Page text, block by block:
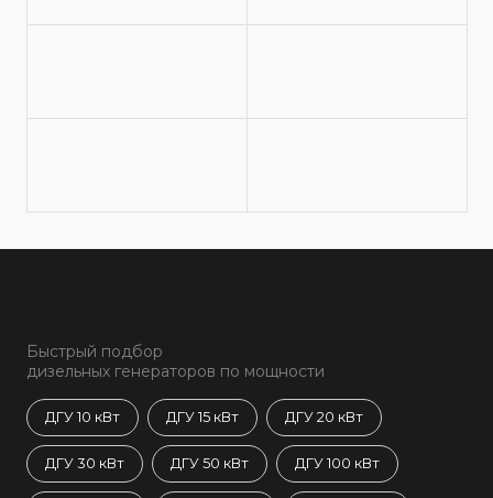
Быстрый подбор
дизельных генераторов по мощности
ДГУ 10 кВт ДГУ 15 кВт ДГУ 20 кВт
ДГУ 30 кВт ДГУ 50 кВт ДГУ 100 кВт